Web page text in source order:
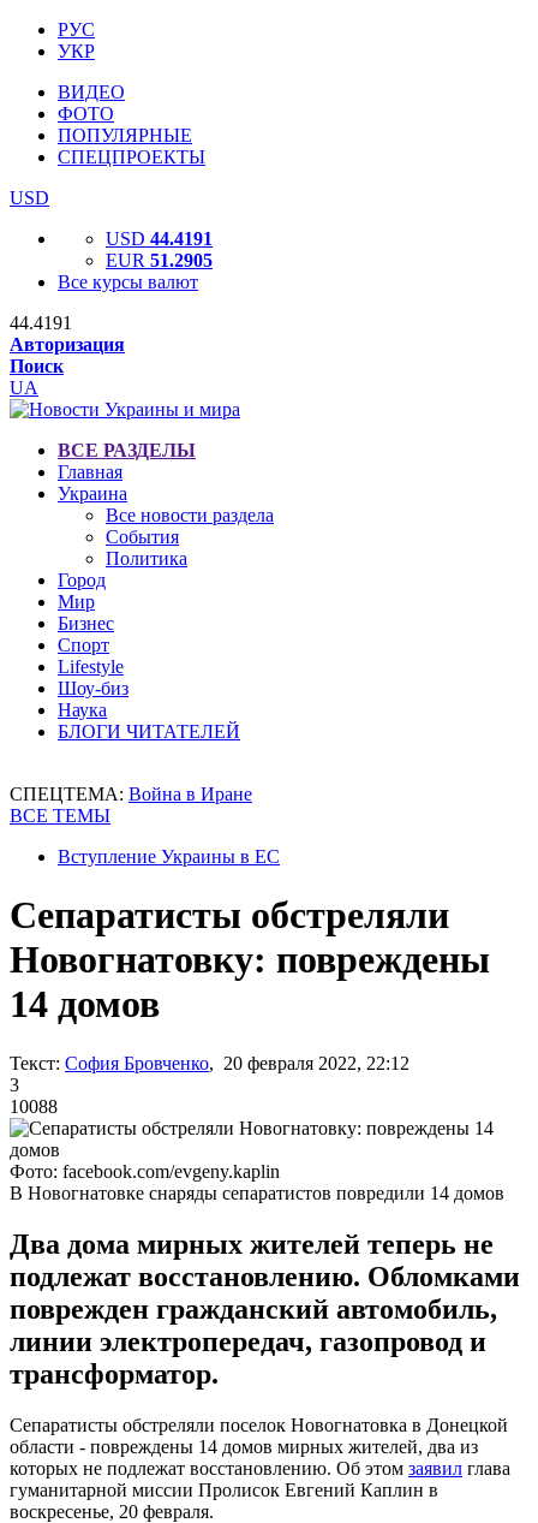
РУС
УКР
ВИДЕО
ФОТО
ПОПУЛЯРНЫЕ
СПЕЦПРОЕКТЫ
USD
USD 44.4191
EUR 51.2905
Все курсы валют
44.4191
Авторизация
Поиск
UA
ВСЕ РАЗДЕЛЫ
Главная
Украина
Все новости раздела
События
Политика
Город
Мир
Бизнес
Спорт
Lifestyle
Шоу-биз
Наука
БЛОГИ ЧИТАТЕЛЕЙ
СПЕЦТЕМА: Война в Иране
ВСЕ ТЕМЫ
Вступление Украины в ЕС
Сепаратисты обстреляли
Новогнатовку: повреждены
14 домов
Текст: София Бровченко, 20 февраля 2022, 22:12
3
10088
Фото: facebook.com/evgeny.kaplin
В Новогнатовке снаряды сепаратистов повредили 14 домов
Два дома мирных жителей теперь не
подлежат восстановлению. Обломками
поврежден гражданский автомобиль,
линии электропередач, газопровод и
трансформатор.
Сепаратисты обстреляли поселок Новогнатовка в Донецкой
области - повреждены 14 домов мирных жителей, два из
которых не подлежат восстановлению. Об этом заявил глава
гуманитарной миссии Пролисок Евгений Каплин в
воскресенье, 20 февраля.